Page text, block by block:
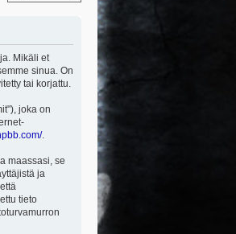
Mikäli et
sinua. On
tai korjattu.
joka on
.
maassasi, se
ja
tieto